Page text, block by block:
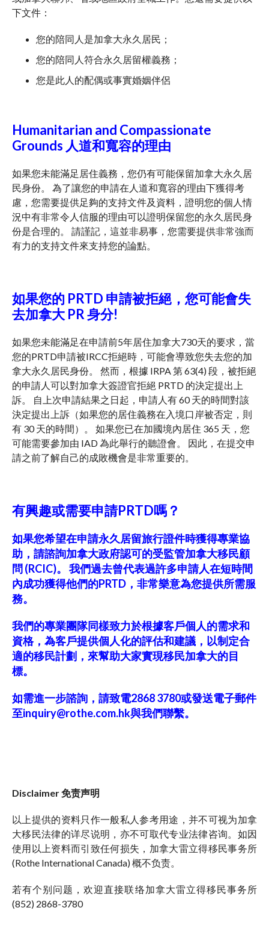
下文件：
您的陪同人是加拿大永久居民；
您的陪同人符合永久居留權義務；
您是此人的配偶或事實婚姻伴侶
Humanitarian and Compassionate
Grounds 人道和寬容的理由
如果您未能滿足居住義務，您仍有可能保留加拿大永久居
民身份。 為了讓您的申請在人道和寬容的理由下獲得考
慮，您需要提供足夠的支持文件及資料，證明您的個人情
況中有非常令人信服的理由可以證明保留您的永久居民身
份是合理的。 請謹記，這並非易事，您需要提供非常強而
有力的支持文件來支持您的論點。
如果您的 PRTD 申請被拒絕，您可能會失
去加拿大 PR 身分!
如果您未能滿足在申請前5年居住加拿大730天的要求，當
您的PRTD申請被IRCC拒絕時，可能會導致您失去您的加
拿大永久居民身份。 然而，根據 IRPA 第 63(4) 段，被拒絕
的申請人可以對加拿大簽證官拒絕 PRTD 的決定提出上
訴。 自上次申請結果之日起，申請人有 60 天的時間對該
決定提出上訴（如果您的居住義務在入境口岸被否定，則
有 30 天的時間）。 如果您已在加國境內居住 365 天，您
可能需要參加由 IAD 為此舉行的聽證會。 因此，在提交申
請之前了解自己的成敗機會是非常重要的。
有興趣或需要申請PRTD嗎？
如果您希望在申請永久居留旅行證件時獲得專業協
助，請諮詢加拿大政府認可的受監管加拿大移民顧
問 (RCIC)。 我們過去曾代表過許多申請人在短時間
內成功獲得他們的PRTD，非常樂意為您提供所需服
務。
我們的專業團隊同樣致力於根據客戶個人的需求和
資格，為客戶提供個人化的評估和建議，以制定合
適的移民計劃，來幫助大家實現移民加拿大的目
標。
如需進一步諮詢，請致電2868 3780或發送電子郵件
至inquiry@rothe.com.hk與我們聯繫。
Disclaimer 免责声明
以上提供的资料只作一般私人参考用途，并不可视为加拿
大移民法律的详尽说明，亦不可取代专业法律咨询。如因
使用以上资料而引致任何损失，加拿大雷立得移民事务所
(Rothe International Canada) 概不负责。
若有个别问题，欢迎直接联络加拿大雷立得移民事务所
(852) 2868-3780